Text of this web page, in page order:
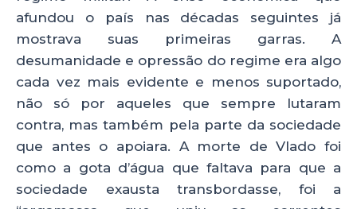
afundou o país nas décadas seguintes já
mostrava suas primeiras garras. A
desumanidade e opressão do regime era algo
cada vez mais evidente e menos suportado,
não só por aqueles que sempre lutaram
contra, mas também pela parte da sociedade
que antes o apoiara. A morte de Vlado foi
como a gota d’água que faltava para que a
sociedade exausta transbordasse, foi a